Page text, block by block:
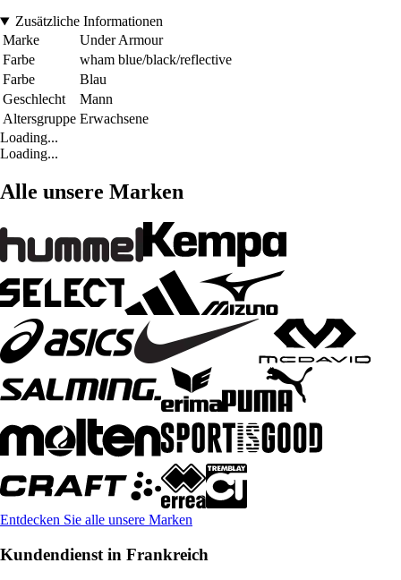
Zusätzliche Informationen
Marke
Under Armour
Farbe
wham blue/black/reflective
Farbe
Blau
Geschlecht
Mann
Altersgruppe Erwachsene
Loading...
Loading...
Alle unsere Marken
Entdecken Sie alle unsere Marken
Kundendienst in Frankreich